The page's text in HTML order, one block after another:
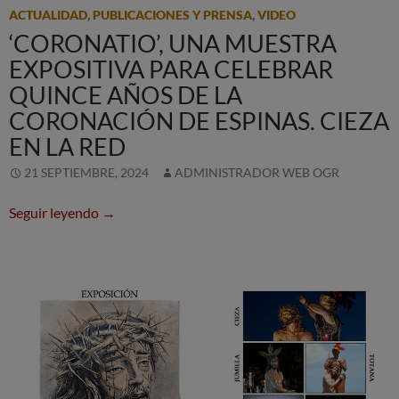
ACTUALIDAD, PUBLICACIONES Y PRENSA,VIDEO
‘CORONATIO’, UNA MUESTRA
EXPOSITIVA PARA CELEBRAR
QUINCE AÑOS DE LA
CORONACIÓN DE ESPINAS. CIEZA
EN LA RED
21 SEPTIEMBRE, 2024 ADMINISTRADOR WEB OGR
Seguir leyendo ‘Coronatio’, una muestra expositiva para
→